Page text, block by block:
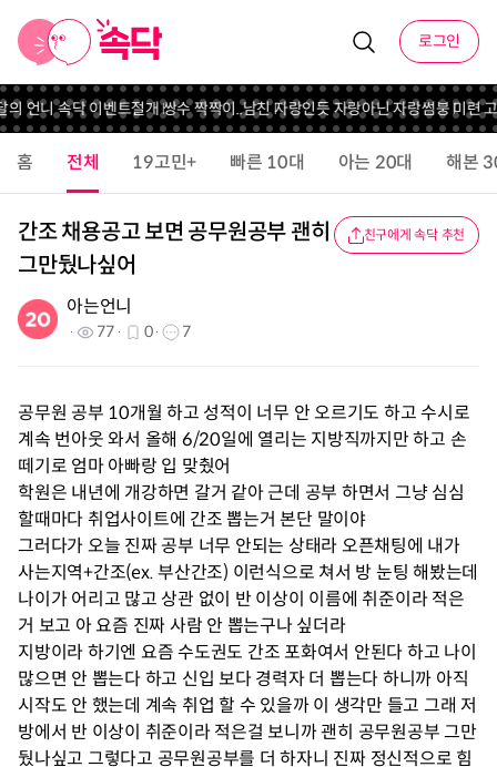
로그인
언니 속닥 이벤트절개 쌍수 짝짝이.. 남친 자랑인듯 자랑아닌 자랑썸붕 미련 고
홈 전체 19고민+ 빠른 10대 아는 20대 해본
간조 채용공고 보면 공무원공부 괜히
그만뒀나싶어
친구에게 속닥 추천
아는언니
77 0 7
공무원 공부 10개월 하고 성적이 너무 안 오르기도 하고 수시로
계속 번아웃 와서 올해 6/20일에 열리는 지방직까지만 하고 손
떼기로 엄마 아빠랑 입 맞췄어
학원은 내년에 개강하면 갈거 같아 근데 공부 하면서 그냥 심심
할때마다 취업사이트에 간조 뽑는거 본단 말이야
그러다가 오늘 진짜 공부 너무 안되는 상태라 오픈채팅에 내가
사는지역+간조(ex. 부산간조) 이런식으로 쳐서 방 눈팅 해봤는데
나이가 어리고 많고 상관 없이 반 이상이 이름에 취준이라 적은
거 보고 아 요즘 진짜 사람 안 뽑는구나 싶더라
지방이라 하기엔 요즘 수도권도 간조 포화여서 안된다 하고 나이
많으면 안 뽑는다 하고 신입 보다 경력자 더 뽑는다 하니까 아직
시작도 안 했는데 계속 취업 할 수 있을까 이 생각만 들고 그래 저
방에서 반 이상이 취준이라 적은걸 보니까 괜히 공무원공부 그만
뒀나싶고 그렇다고 공무원공부를 더 하자니 진짜 정신적으로 힘